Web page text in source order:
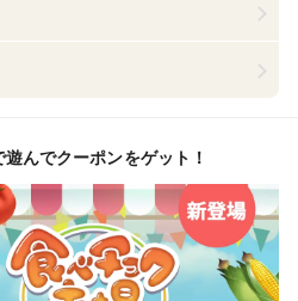
んでクーポンをゲット！